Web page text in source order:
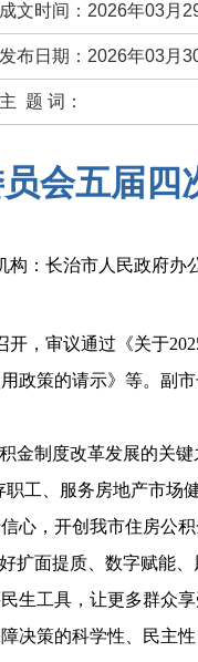
成文时间：2026年03月
发布日期：2026年03月
主 题 词：
会五届四
：长治市人民政府办
，审议通过《关于
政策的请示》等。副
金制度改革发展的关
工、服务房地产市场
心，开创我市住房公积
扩面提质、数字赋能
生工具，让更多群众
决策的科学性、民主